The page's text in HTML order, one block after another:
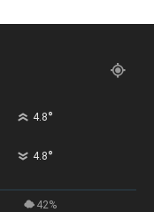
4.8°
4.8°
42%